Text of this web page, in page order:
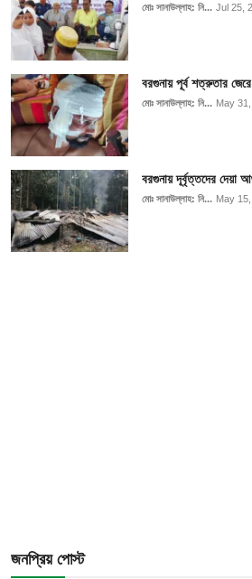
মোঃ সানাউল্লাহ: নি... Jul 25,
বরগুনায় পূর্ব শত্রুতার
মোঃ সানাউল্লাহ: নি... May
বরগুনায় দূর্বৃত্তদের দেয়া
মোঃ সানাউল্লাহ: নি... May
জনপ্রিয় পোস্ট